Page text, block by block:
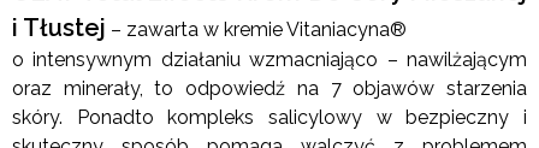
i Tłustej – zawarta w kremie Vitaniacyna®
o intensywnym działaniu wzmacniająco – nawilżającym
oraz minerały, to odpowiedź na 7 objawów starzenia
skóry. Ponadto kompleks salicylowy w bezpieczny i